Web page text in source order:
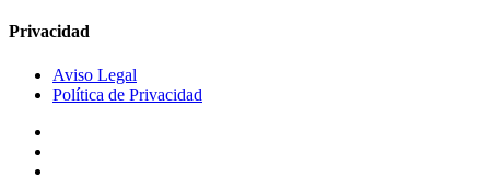
Privacidad
Aviso Legal
Política de Privacidad